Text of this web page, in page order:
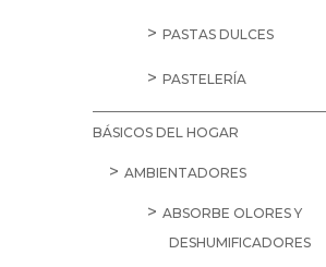
PASTAS DULCES
PASTELERÍA
BÁSICOS DEL HOGAR
AMBIENTADORES
ABSORBE OLORES Y
DESHUMIFICADORES